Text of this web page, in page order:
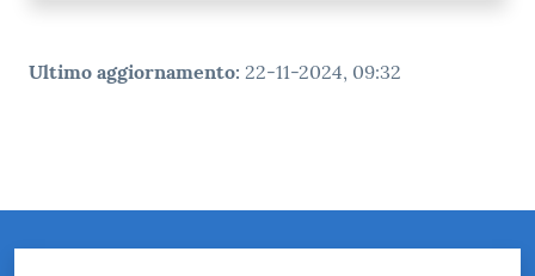
Ultimo aggiornamento: 22-11-2024, 09:32